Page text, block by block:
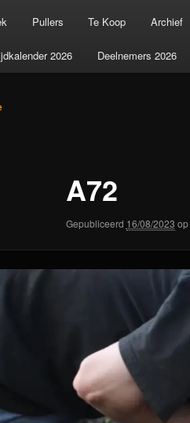
Pullers Te Koop Archief
2026 Deelnemers 2026
A72
Gepubliceerd 16/08/2023 op